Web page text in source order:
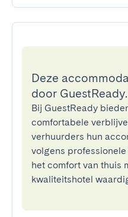
Deze
door GuestReady.
Bij GuestReady
comfortabele
verhuurders hun
volgens
het comfort van thuis
kwaliteitshotel